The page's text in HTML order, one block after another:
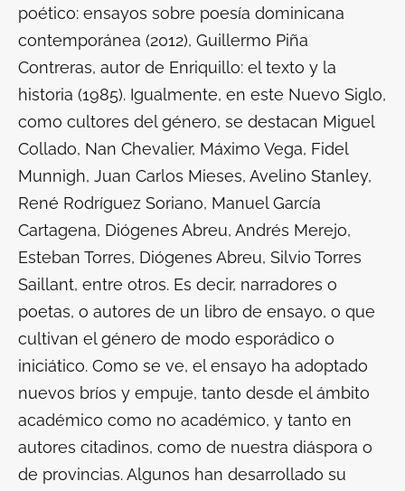
poético: ensayos sobre poesía dominicana
contemporánea (2012), Guillermo Piña
Contreras, autor de Enriquillo: el texto y la
historia (1985). Igualmente, en este Nuevo Siglo,
como cultores del género, se destacan Miguel
Collado, Nan Chevalier, Máximo Vega, Fidel
Munnigh, Juan Carlos Mieses, Avelino Stanley,
René Rodríguez Soriano, Manuel García
Cartagena, Diógenes Abreu, Andrés Merejo,
Esteban Torres, Diógenes Abreu, Silvio Torres
Saillant, entre otros. Es decir, narradores o
poetas, o autores de un libro de ensayo, o que
cultivan el género de modo esporádico o
iniciático. Como se ve, el ensayo ha adoptado
nuevos bríos y empuje, tanto desde el ámbito
académico como no académico, y tanto en
autores citadinos, como de nuestra diáspora o
de provincias. Algunos han desarrollado su